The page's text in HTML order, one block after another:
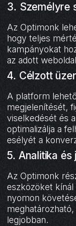
3. Személyre
Az Optimonk
hogy teljes
kampányokat
az adott
4. Célzott
A platform
megjelenítését,
viselkedését és
optimalizálja a
esélyét a
5. Analitika és
Az Optimonk
eszközöket
nyomon
legjobban.